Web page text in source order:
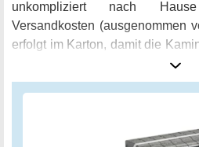
unkompliziert nach
Versandkosten (ausgenommen
erfolgt im Karton, damit die
sind und keine
erleiden. Verlassen Sie sich auf
Kaminbriketts Heizbriketts